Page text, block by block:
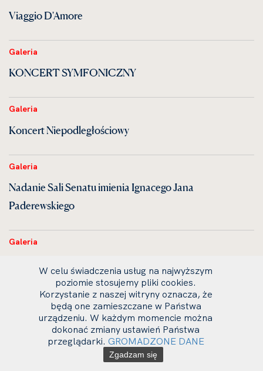
Viaggio D'Amore
Galeria
KONCERT SYMFONICZNY
Galeria
Koncert Niepodległościowy
Galeria
Nadanie Sali Senatu imienia Ignacego Jana
Paderewskiego
Galeria
Międzynarodowego Festiwalu I. J. Paderewskiego
Perły Czeskiej Muzyki Klasycznej
W celu świadczenia usług na najwyższym
poziomie stosujemy pliki cookies.
Korzystanie z naszej witryny oznacza, że
będą one zamieszczane w Państwa
urządzeniu. W każdym momencie można
dokonać zmiany ustawień Państwa
przeglądarki. GROMADZONE DANE
Zgadzam się